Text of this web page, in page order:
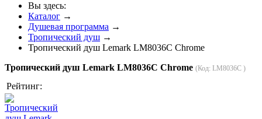
Вы здесь:
Каталог →
Душевая программа →
Тропический душ →
Тропический душ Lemark LM8036C Chrome
Тропический душ Lemark LM8036C Chrome (Код: LM8036C )
Рейтинг: